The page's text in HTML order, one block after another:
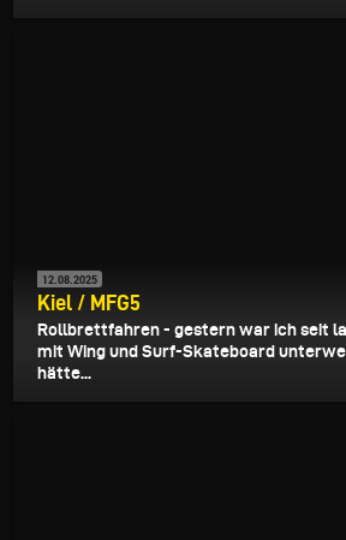
12.08.2025
Kiel / MFG5
Rollbrettfahren - gestern war ich seit
mit Wing und Surf-Skateboard
hätte...